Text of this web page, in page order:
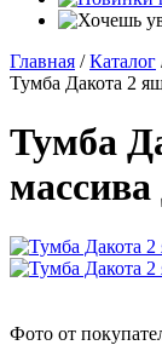
Главная / Каталог
Тумба Дакота 2
Тумба
массива
Фото от